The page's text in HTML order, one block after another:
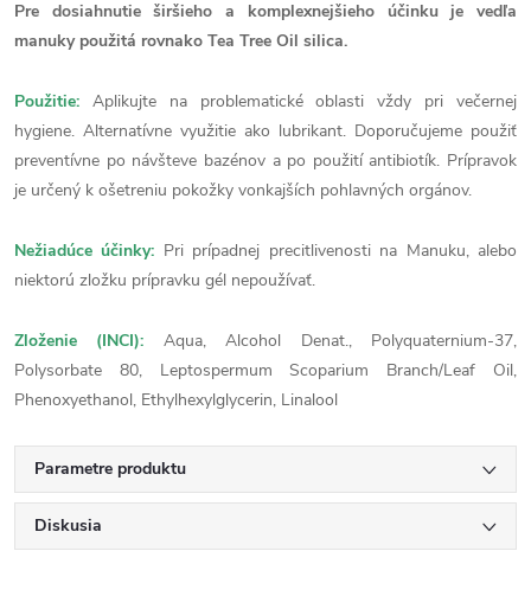
Pre dosiahnutie širšieho a komplexnejšieho účinku je vedľa
manuky použitá rovnako Tea Tree Oil silica.
Použitie: Aplikujte na problematické oblasti vždy pri večernej
hygiene. Alternatívne využitie ako lubrikant. Doporučujeme použiť
preventívne po návšteve bazénov a po použití antibiotík. Prípravok
je určený k ošetreniu pokožky vonkajších pohlavných orgánov.
Nežiadúce účinky: Pri prípadnej precitlivenosti na Manuku, alebo
niektorú zložku prípravku gél nepoužívať.
Zloženie (INCI):
Aqua, Alcohol Denat., Polyquaternium-37,
Polysorbate 80, Leptospermum Scoparium Branch/Leaf Oil,
Phenoxyethanol, Ethylhexylglycerin, Linalool
Parametre produktu
Diskusia